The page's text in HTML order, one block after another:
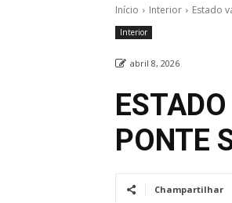
Início Interior Estado
Interior
abril 8, 2026
PONTE
Champartilhar